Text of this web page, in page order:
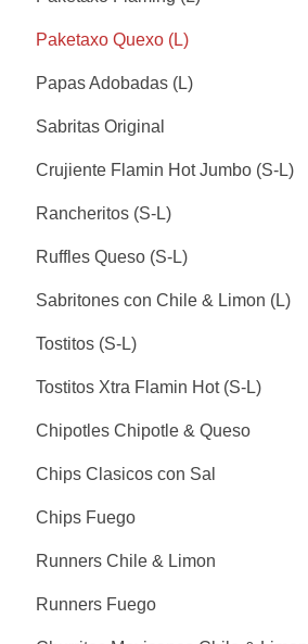
Paketaxo Quexo (L)
Papas Adobadas (L)
Sabritas Original
Crujiente Flamin Hot Jumbo (S-L)
Rancheritos (S-L)
Ruffles Queso (S-L)
Sabritones con Chile & Limon (L)
Tostitos (S-L)
Tostitos Xtra Flamin Hot (S-L)
Chipotles Chipotle & Queso
Chips Clasicos con Sal
Chips Fuego
Runners Chile & Limon
Runners Fuego